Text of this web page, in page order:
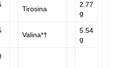
Tirosina
2.77
g
Valina*†
5.54
g